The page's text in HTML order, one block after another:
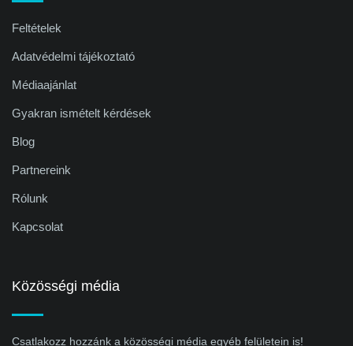
Feltételek
Adatvédelmi tájékoztató
Médiaajánlat
Gyakran ismételt kérdések
Blog
Partnereink
Rólunk
Kapcsolat
Közösségi média
Csatlakozz hozzánk a közösségi média egyéb felületein is!